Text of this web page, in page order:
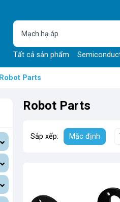
Tất cả sản phẩm
Robot Parts
Robot Parts
Sắp xếp: Mặc định